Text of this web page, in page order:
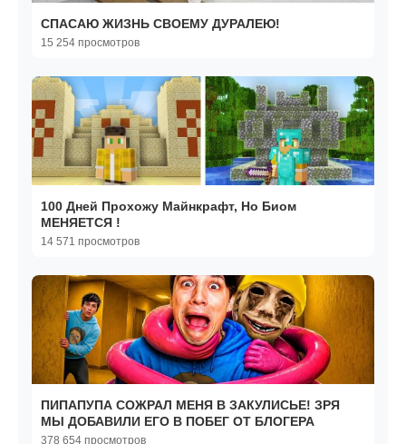
СПАСАЮ ЖИЗНЬ СВОЕМУ ДУРАЛЕЮ!
15 254 просмотров
100 Дней Прохожу Майнкрафт, Но Биом
МЕНЯЕТСЯ !
14 571 просмотров
ПИПАПУПА СОЖРАЛ МЕНЯ В ЗАКУЛИСЬЕ! ЗРЯ
МЫ ДОБАВИЛИ ЕГО В ПОБЕГ ОТ БЛОГЕРА
378 654 просмотров